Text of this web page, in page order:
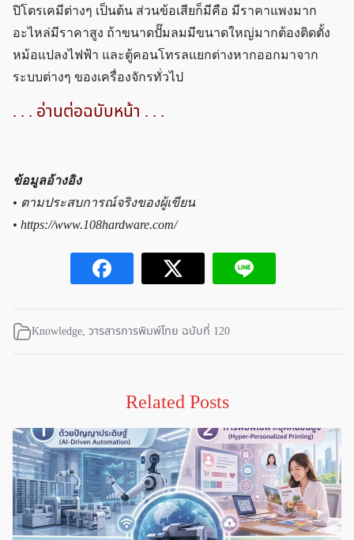
ปิโตรเคมีต่างๆ เป็นต้น ส่วนข้อเสียก็มีคือ มีราคาแพงมาก
อะไหล่มีราคาสูง ถ้าขนาดปั๊มลมมีขนาดใหญ่มากต้องติดตั้ง
หม้อแปลงไฟฟ้า และตู้คอนโทรลแยกต่างหากออกมาจาก
ระบบต่างๆ ของเครื่องจักรทั่วไป
. . . อ่านต่อฉบับหน้า . . .
ข้อมูลอ้างอิง
• ตามประสบการณ์จริงของผู้เขียน
• https://www.108hardware.com/
Knowledge, วารสารการพิมพ์ไทย ฉบับที่ 120
Related Posts